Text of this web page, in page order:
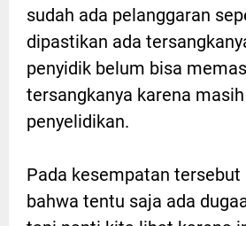
sudah ada pelanggaran
dipastikan ada
penyidik belum bisa
tersangkanya karena
penyelidikan.
Pada kesempatan
bahwa tentu saja ada